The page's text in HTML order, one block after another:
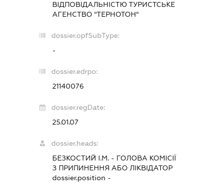
ВІДПОВІДАЛЬНІСТЮ ТУРИСТСЬКЕ
АГЕНСТВО "ТЕРНОТОН"
dossier.opfSubType:
-
dossier.edrpo:
21140076
dossier.regDate:
25.01.07
dossier.heads:
БЕЗКОСТИЙ І.М. - ГОЛОВА КОМІСІЇ
З ПРИПИНЕННЯ АБО ЛІКВІДАТОР
dossier.position -